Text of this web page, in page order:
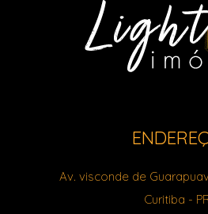
Av. visconde de
Curitiba -